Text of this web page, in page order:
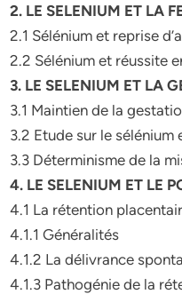
2. LE SELENIUM ET LA
2.1 Sélénium et reprise
2.2 Sélénium et réussite
3. LE SELENIUM ET LA
3.1 Maintien de la
3.2 Etude sur le
3.3 Déterminisme de la
4. LE SELENIUM ET LE
4.1 La rétention
4.1.1 Généralités
4.1.2 La délivrance
4.1.3 Pathogénie de la